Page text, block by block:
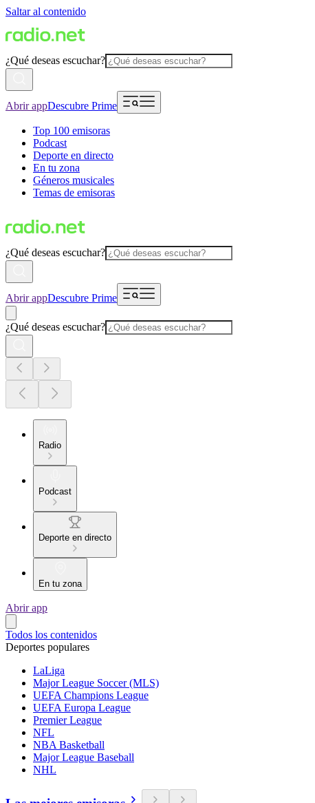
Saltar al contenido
¿Qué deseas escuchar?
Abrir appDescubre Prime
Top 100 emisoras
Podcast
Deporte en directo
En tu zona
Géneros musicales
Temas de emisoras
¿Qué deseas escuchar?
Abrir appDescubre Prime
¿Qué deseas escuchar?
Radio
Podcast
Deporte en directo
En tu zona
Abrir app
Todos los contenidos
Deportes populares
LaLiga
Major League Soccer (MLS)
UEFA Champions League
UEFA Europa League
Premier League
NFL
NBA Basketball
Major League Baseball
NHL